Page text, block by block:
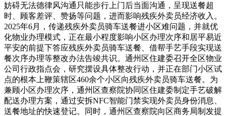
妨碍无法德律风沟通只能步行上门后当面沟通，呈现送餐超
时、顾客差评、赞扬等问题，进而影响残疾外卖员经济收入。
2025年6月，传递残疾外卖员骑车送餐进小区难问题，并就优
化物业办理模式，正在最小程度影响小区办理次序和居平易近
平安的前提下答应残疾外卖员骑车送餐、借帮手艺手段实现送
餐次序办理等整改办法告竣共识。通州区住建委召开全区物业
公司行政指点会，研究摆设具体整改行动，并正在部门小区试
点的根本上鞭策辖区460余个小区向残疾外卖员骑车送餐。为
兼顾小区办理次序，通州区查察院协同区住建委制定手艺破解
配送办理方案，通过安拆NFC智能门禁实现外卖员身份消息、
送餐地址的快速登记。同时，通州区查察院向区商务局制发提